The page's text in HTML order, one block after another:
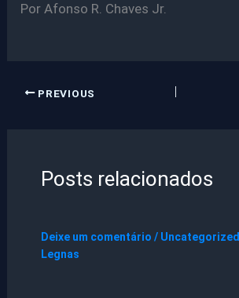
Por Afonso R. Chaves Jr.
PREVIOUS
Posts relacionados
Deixe um comentário / Uncategorized
Legnas